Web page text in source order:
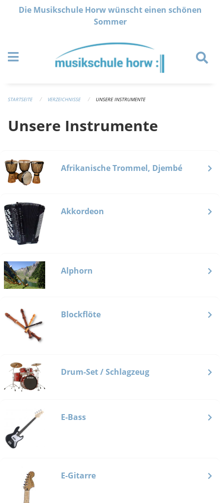
Navigation überspringen
Die Musikschule Horw wünscht einen schönen
Sommer
STARTSEITE VERZEICHNISSE UNSERE INSTRUMENTE
Unsere Instrumente
Afrikanische Trommel, Djembé
Akkordeon
Alphorn
Blockflöte
Drum-Set / Schlagzeug
E-Bass
E-Gitarre